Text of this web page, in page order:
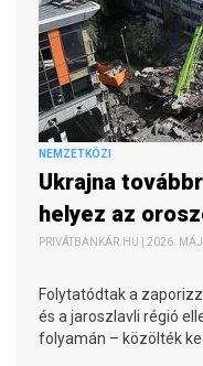
NEMZETKÖZI
Ukrajna
helyez az
PRIVÁTBANKÁR.HU | 2026.
Folytatódtak a
és a jaroszlavli régió
folyamán – közölték